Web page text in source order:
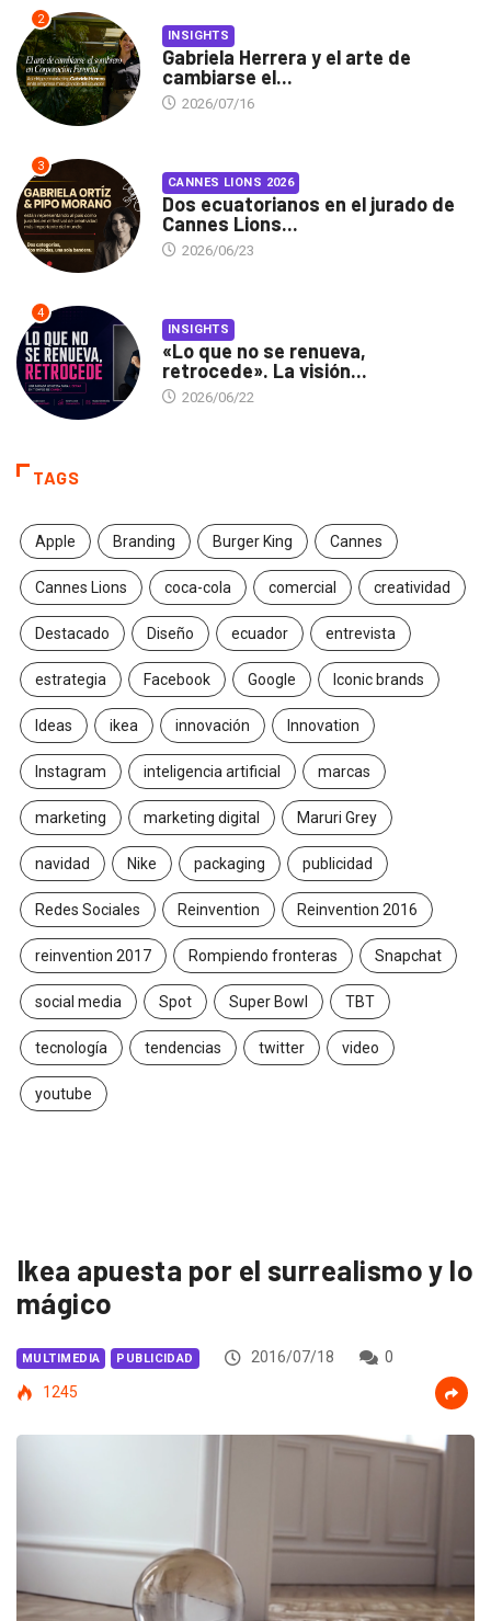
2
INSIGHTS
Gabriela Herrera y el arte de
cambiarse el...
2026/07/16
3
CANNES LIONS 2026
Dos ecuatorianos en el jurado de
Cannes Lions...
2026/06/23
4
INSIGHTS
«Lo que no se renueva,
retrocede». La visión...
2026/06/22
TAGS
Apple Branding Burger King Cannes
Cannes Lions coca-cola comercial creatividad
Destacado Diseño ecuador entrevista
estrategia Facebook Google Iconic brands
Ideas ikea innovación Innovation
Instagram inteligencia artificial marcas
marketing marketing digital Maruri Grey
navidad Nike packaging publicidad
Redes Sociales Reinvention Reinvention 2016
reinvention 2017 Rompiendo fronteras Snapchat
social media Spot Super Bowl TBT
tecnología tendencias twitter video
youtube
Ikea apuesta por el surrealismo y lo
mágico
MULTIMEDIA PUBLICIDAD 2016/07/18
0
1245